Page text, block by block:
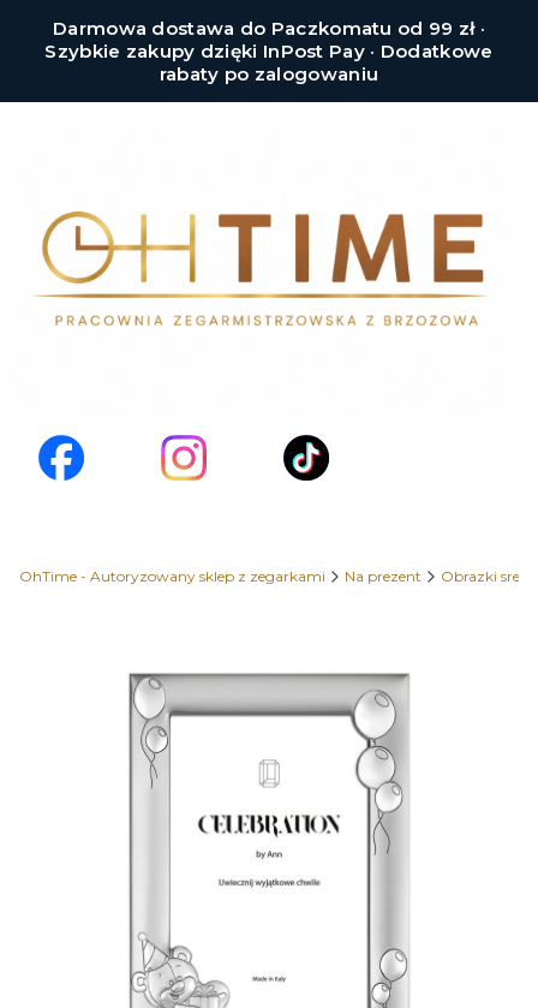
Darmowa dostawa do Paczkomatu od 99 zł ·
Szybkie zakupy dzięki InPost Pay · Dodatkowe
rabaty po zalogowaniu
OhTime - Autoryzowany sklep z zegarkami Na prezent Obrazki